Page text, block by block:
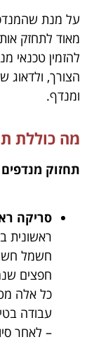
על מנת
מאוד לתחזק
להזמין טכנאי
הצורך, ולדאוג
ומנדף.
מה כוללת
תחזוק
סריקה
ראשונית
חשמל
חפצים
כל אלה
עבודה
– לאחר